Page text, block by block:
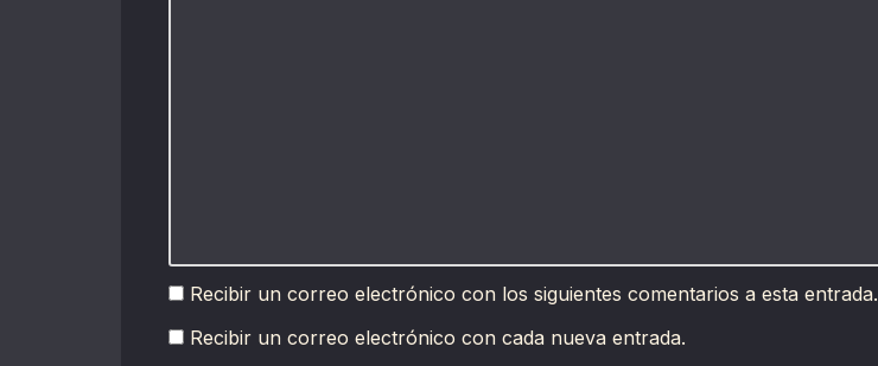
Recibir un correo electrónico con los siguientes comentarios a esta entrada.
Recibir un correo electrónico con cada nueva entrada.